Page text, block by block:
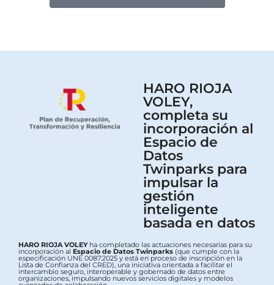
HARO RIOJA
VOLEY,
completa su
incorporación al
Espacio de
Datos
Twinparks para
impulsar la
gestión
inteligente
basada en datos
HARO RIOJA VOLEYha completado las actuaciones necesarias para su
incorporación al Espacio de Datos Twinparks (que cumple con la
especificación UNE 0087:2025 y está en proceso de inscripción en la
Lista de Confianza del CRED), una iniciativa orientada a facilitar el
intercambio seguro, interoperable y gobernado de datos entre
organizaciones, impulsando nuevos servicios digitales y modelos